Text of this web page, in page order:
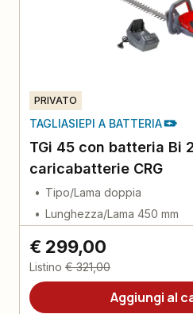
PRIVATO
TAGLIASIEPI A BATTERIA
TGi 45 con batteria Bi
caricabatterie CRG
Tipo/Lama doppia
Lunghezza/Lama 450 mm
€ 299,00
Listino € 321,00
Aggiungi al